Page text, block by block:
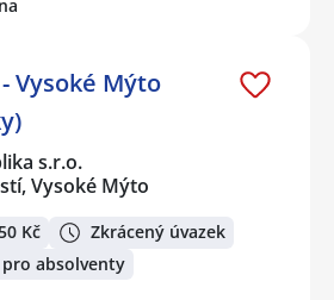
Vysoké Mýto
s.r.o.
Vysoké Mýto
Kč
Zkrácený úvazek
absolventy